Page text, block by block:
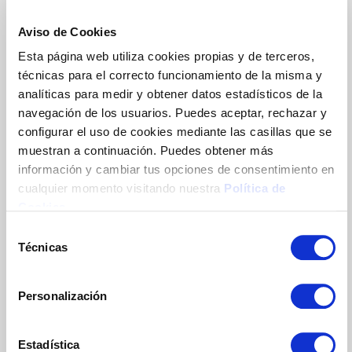
Aviso de Cookies
Esta página web utiliza cookies propias y de terceros,
técnicas para el correcto funcionamiento de la misma y
analíticas para medir y obtener datos estadísticos de la
navegación de los usuarios. Puedes aceptar, rechazar y
configurar el uso de cookies mediante las casillas que se
muestran a continuación. Puedes obtener más
información y cambiar tus opciones de consentimiento en
cualquier momento visitando nuestra Política de
Técnicas
Personalización
Estadística
10ª Concesiones de Línea 2, 3 y 4.2 -
Consejo 19/12/22
9ª Concesiones de Línea 2 y 4.2 - Consejo
05/10/22
Consejo 13/05/22
6ª Concesiones de Línea 3, 4.1 y 4.2 -